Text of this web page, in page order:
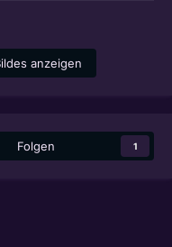
anzeigen
Folgen 1